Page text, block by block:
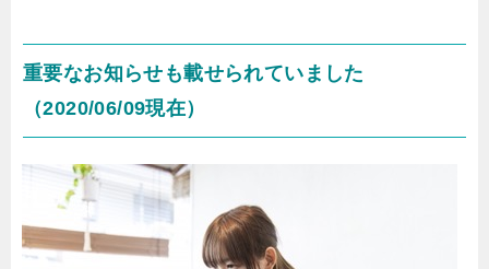
重要なお知らせも載せられていました
（2020/06/09現在）